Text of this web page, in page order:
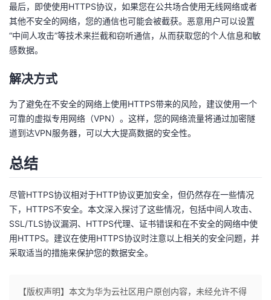
最后，即使使用HTTPS协议，如果您在公共场合使用无线网络或者
其他不安全的网络，您的通信也可能会被截获。恶意用户可以设置
“中间人攻击”等技术来拦截和窃听通信，从而获取您的个人信息和敏
感数据。
解决方式
为了避免在不安全的网络上使用HTTPS带来的风险，建议使用一个
可靠的虚拟专用网络（VPN）。这样，您的网络流量将通过加密隧
道到达VPN服务器，可以大大提高数据的安全性。
总结
尽管HTTPS协议相对于HTTP协议更加安全，但仍然存在一些情况
下，HTTPS不安全。本文深入探讨了这些情况，包括中间人攻击、
SSL/TLS协议漏洞、HTTPS代理、证书错误和在不安全的网络中使
用HTTPS。建议在使用HTTPS协议时注意以上相关的安全问题，并
采取适当的措施来保护您的数据安全。
【版权声明】本文为华为云社区用户原创内容，未经允许不得